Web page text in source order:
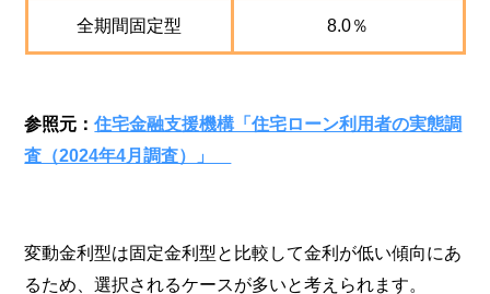
全期間固定型 8.0％
参照元：住宅金融支援機構「住宅ローン利用者の実態調
査（2024年4月調査）」
変動金利型は固定金利型と比較して金利が低い傾向にあ
るため、選択されるケースが多いと考えられます。